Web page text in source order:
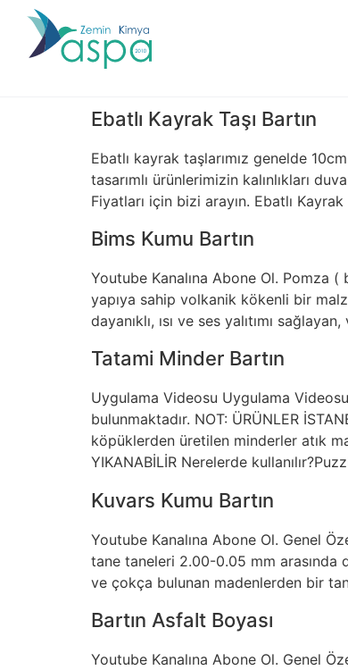
Ebatlı Kayrak Taşı Bartın
Ebatlı kayrak taşlarımız genelde
tasarımlı ürünlerimizin kalınlıkları
Fiyatları için bizi arayın. Ebatlı
Bims Kumu Bartın
Youtube Kanalına Abone Ol. Pomza
yapıya sahip volkanik kökenli bir
dayanıklı, ısı ve ses yalıtımı
Tatami Minder Bartın
Uygulama Videosu Uygulama
bulunmaktadır. NOT: ÜRÜNLER
köpüklerden üretilen minderler atık
YIKANABİLİR Nerelerde
Kuvars Kumu Bartın
Youtube Kanalına Abone Ol. Genel
tane taneleri 2.00-0.05 mm arasında
ve çokça bulunan madenlerden bir
Bartın Asfalt Boyası
Youtube Kanalına Abone Ol. Genel